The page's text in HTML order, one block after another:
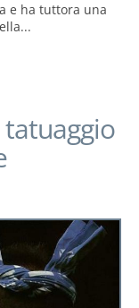
e ha tuttora una